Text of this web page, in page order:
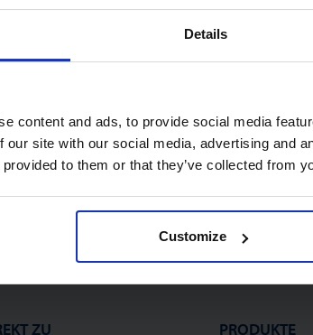
Details
content and ads, to provide social media
our site with our social media, advertising and
to them or that they’ve collected from
Customize
ZU PRODUKTE